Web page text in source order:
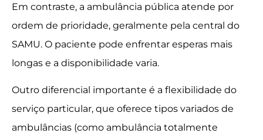
Em contraste, a ambulância pública atende por
ordem de prioridade, geralmente pela central do
SAMU. O paciente pode enfrentar esperas mais
longas e a disponibilidade varia.
Outro diferencial importante é a flexibilidade do
serviço particular, que oferece tipos variados de
ambulâncias (como ambulância totalmente